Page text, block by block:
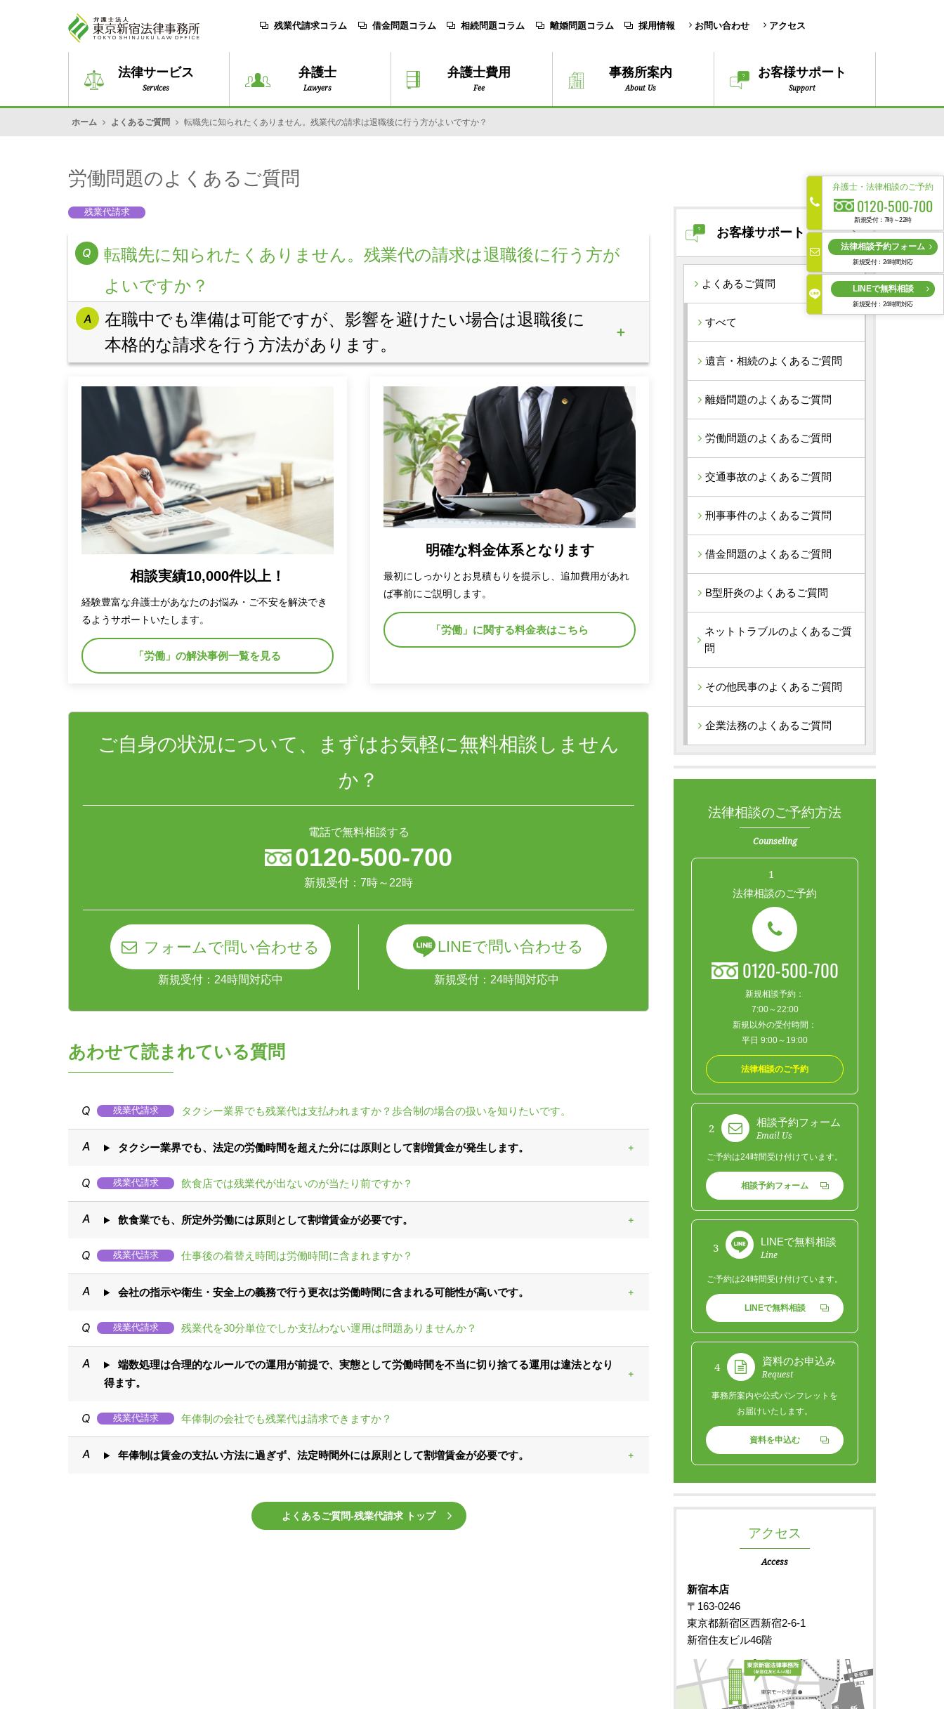
残業代請求コラム 借金問題コラム 相続問題コラム 離婚問題コラム 採用情報 お問い合わせ アクセス
法律サービス
Services
弁護士
Lawyers
弁護士費用
Fee
事務所案内
About Us
お客様サポート
Support
ホーム よくあるご質問 転職先に知られたくありません。残業代の請求は退職後に行う方がよいですか？
労働問題のよくあるご質問
残業代請求
転職先に知られたくありません。残業代の請求は退職後に行う方が
よいですか？
在職中でも準備は可能ですが、影響を避けたい場合は退職後に
本格的な請求を行う方法があります。
相談実績10,000件以上！
経験豊富な弁護士があなたのお悩み・ご不安を解決でき
るようサポートいたします。
「労働」の解決事例一覧を見る
明確な料金体系となります
最初にしっかりとお見積もりを提示し、追加費用があれ
ば事前にご説明します。
「労働」に関する料金表はこちら
ご自身の状況について、まずはお気軽に無料相談しません
か？
電話で無料相談する
0120-500-700
新規受付：7時～22時
フォームで問い合わせる
新規受付：24時間対応中
LINEで問い合わせる
新規受付：24時間対応中
あわせて読まれている質問
残業代請求 タクシー業界でも残業代は支払われますか？歩合制の場合の扱いを知りたいです。
タクシー業界でも、法定の労働時間を超えた分には原則として割増賃金が発生します。
残業代請求 飲食店では残業代が出ないのが当たり前ですか？
飲食業でも、所定外労働には原則として割増賃金が必要です。
残業代請求 仕事後の着替え時間は労働時間に含まれますか？
会社の指示や衛生・安全上の義務で行う更衣は労働時間に含まれる可能性が高いです。
残業代請求 残業代を30分単位でしか支払わない運用は問題ありませんか？
端数処理は合理的なルールでの運用が前提で、実態として労働時間を不当に切り捨てる運用は違法となり
得ます。
残業代請求 年俸制の会社でも残業代は請求できますか？
年俸制は賃金の支払い方法に過ぎず、法定時間外には原則として割増賃金が必要です。
よくあるご質問‐残業代請求 トップ
お客様サポート
よくあるご質問
すべて
遺言・相続のよくあるご質問
離婚問題のよくあるご質問
労働問題のよくあるご質問
交通事故のよくあるご質問
刑事事件のよくあるご質問
借金問題のよくあるご質問
B型肝炎のよくあるご質問
ネットトラブルのよくあるご質
問
その他民事のよくあるご質問
企業法務のよくあるご質問
法律相談のご予約方法
Counseling
1
法律相談のご予約
0120-500-700
新規相談予約：
7:00～22:00
新規以外の受付時間：
平日 9:00～19:00
法律相談のご予約
2
相談予約フォーム
Email Us
ご予約は24時間受け付けています。
相談予約フォーム
3
LINEで無料相談
Line
ご予約は24時間受け付けています。
LINEで無料相談
4
資料のお申込み
Request
事務所案内や公式パンフレットを
お届けいたします。
資料を申込む
アクセス
Access
新宿本店
〒163-0246
東京都新宿区西新宿2-6-1
新宿住友ビル46階
弁護士・法律相談のご予約
0120-500-700
新規受付：7時～22時
法律相談予約フォーム
新規受付：24時間対応
LINEで無料相談
新規受付：24時間対応